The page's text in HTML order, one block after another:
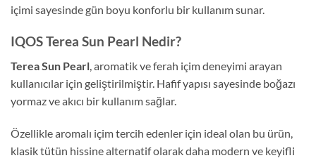
içimi sayesinde gün boyu konforlu bir kullanım sunar.
IQOS Terea Sun Pearl Nedir?
Terea Sun Pearl , aromatik ve ferah içim deneyimi arayan
kullanıcılar için geliştirilmiştir. Hafif yapısı sayesinde boğazı
yormaz ve akıcı bir kullanım sağlar.
Özellikle aromalı içim tercih edenler için ideal olan bu ürün,
klasik tütün hissine alternatif olarak daha modern ve keyifli